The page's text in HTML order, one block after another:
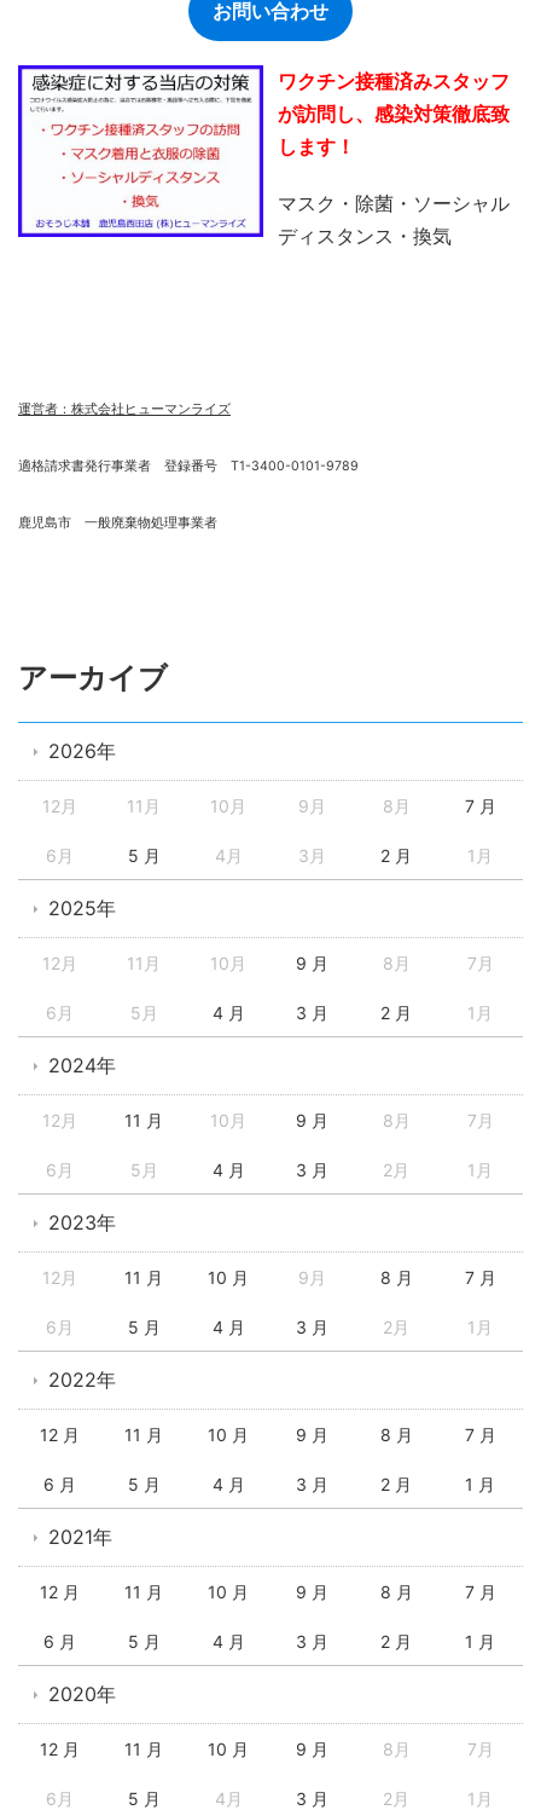
お問い合わせ
ワクチン接種済みスタッフ
が訪問し、感染対策徹底致
します！
マスク・除菌・ソーシャル
ディスタンス・換気
運営者：株式会社ヒューマンライズ
適格請求書発行事業者 登録番号 T1-3400-0101-9789
鹿児島市 一般廃棄物処理事業者
アーカイブ
2026年
12月 11月 10月 9月 8月 7 月
6月 5 月 4月 3月 2 月 1月
2025年
12月 11月 10月 9 月 8月 7月
6月 5月 4 月 3 月 2 月 1月
2024年
12月 11 月 10月 9 月 8月 7月
6月 5月 4 月 3 月 2月 1月
2023年
12月 11 月 10 月 9月 8 月 7 月
6月 5 月 4 月 3 月 2月 1月
2022年
12 月 11 月 10 月 9 月 8 月 7 月
6 月 5 月 4 月 3 月 2 月 1 月
2021年
12 月 11 月 10 月 9 月 8 月 7 月
6 月 5 月 4 月 3 月 2 月 1 月
2020年
12 月 11 月 10 月 9 月 8月 7月
6月 5 月 4月 3 月 2月 1月